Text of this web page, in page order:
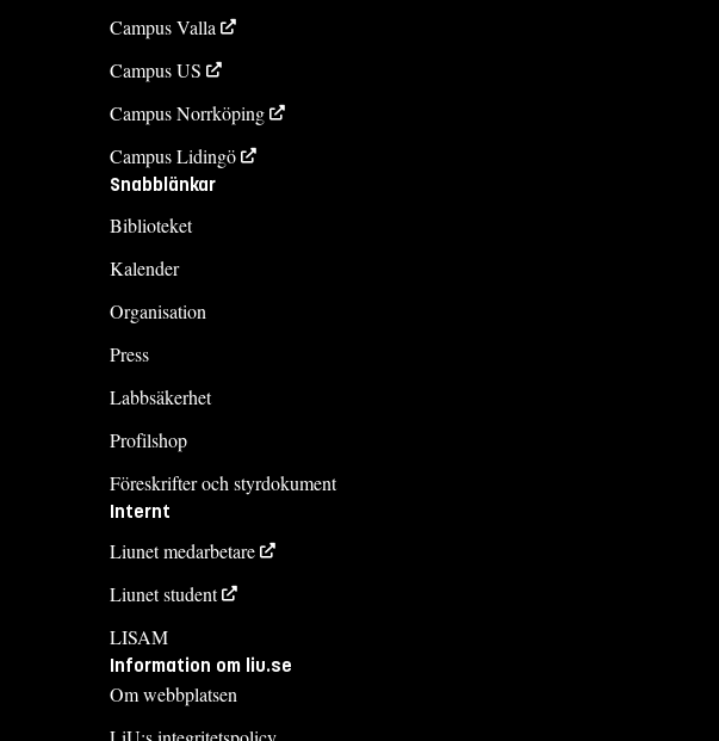
Campus Valla
Campus US
Campus Norrköping
Campus Lidingö
Snabblänkar
Biblioteket
Kalender
Organisation
Press
Labbsäkerhet
Profilshop
Föreskrifter och styrdokument
Internt
Liunet medarbetare
Liunet student
LISAM
Information om liu.se
Om webbplatsen